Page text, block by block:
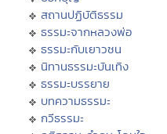
สถานปฏิบัติธรรม
ธรรมะจากหลวงพ่อ
ธรรมะกับเยาวชน
นิทานธรรมะบันเทิง
ธรรมะบรรยาย
บทความธรรมะ
กวีธรรมะ